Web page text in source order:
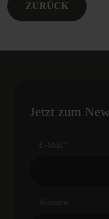
ZURÜCK
Jetzt zum
E-Mail
Vorname